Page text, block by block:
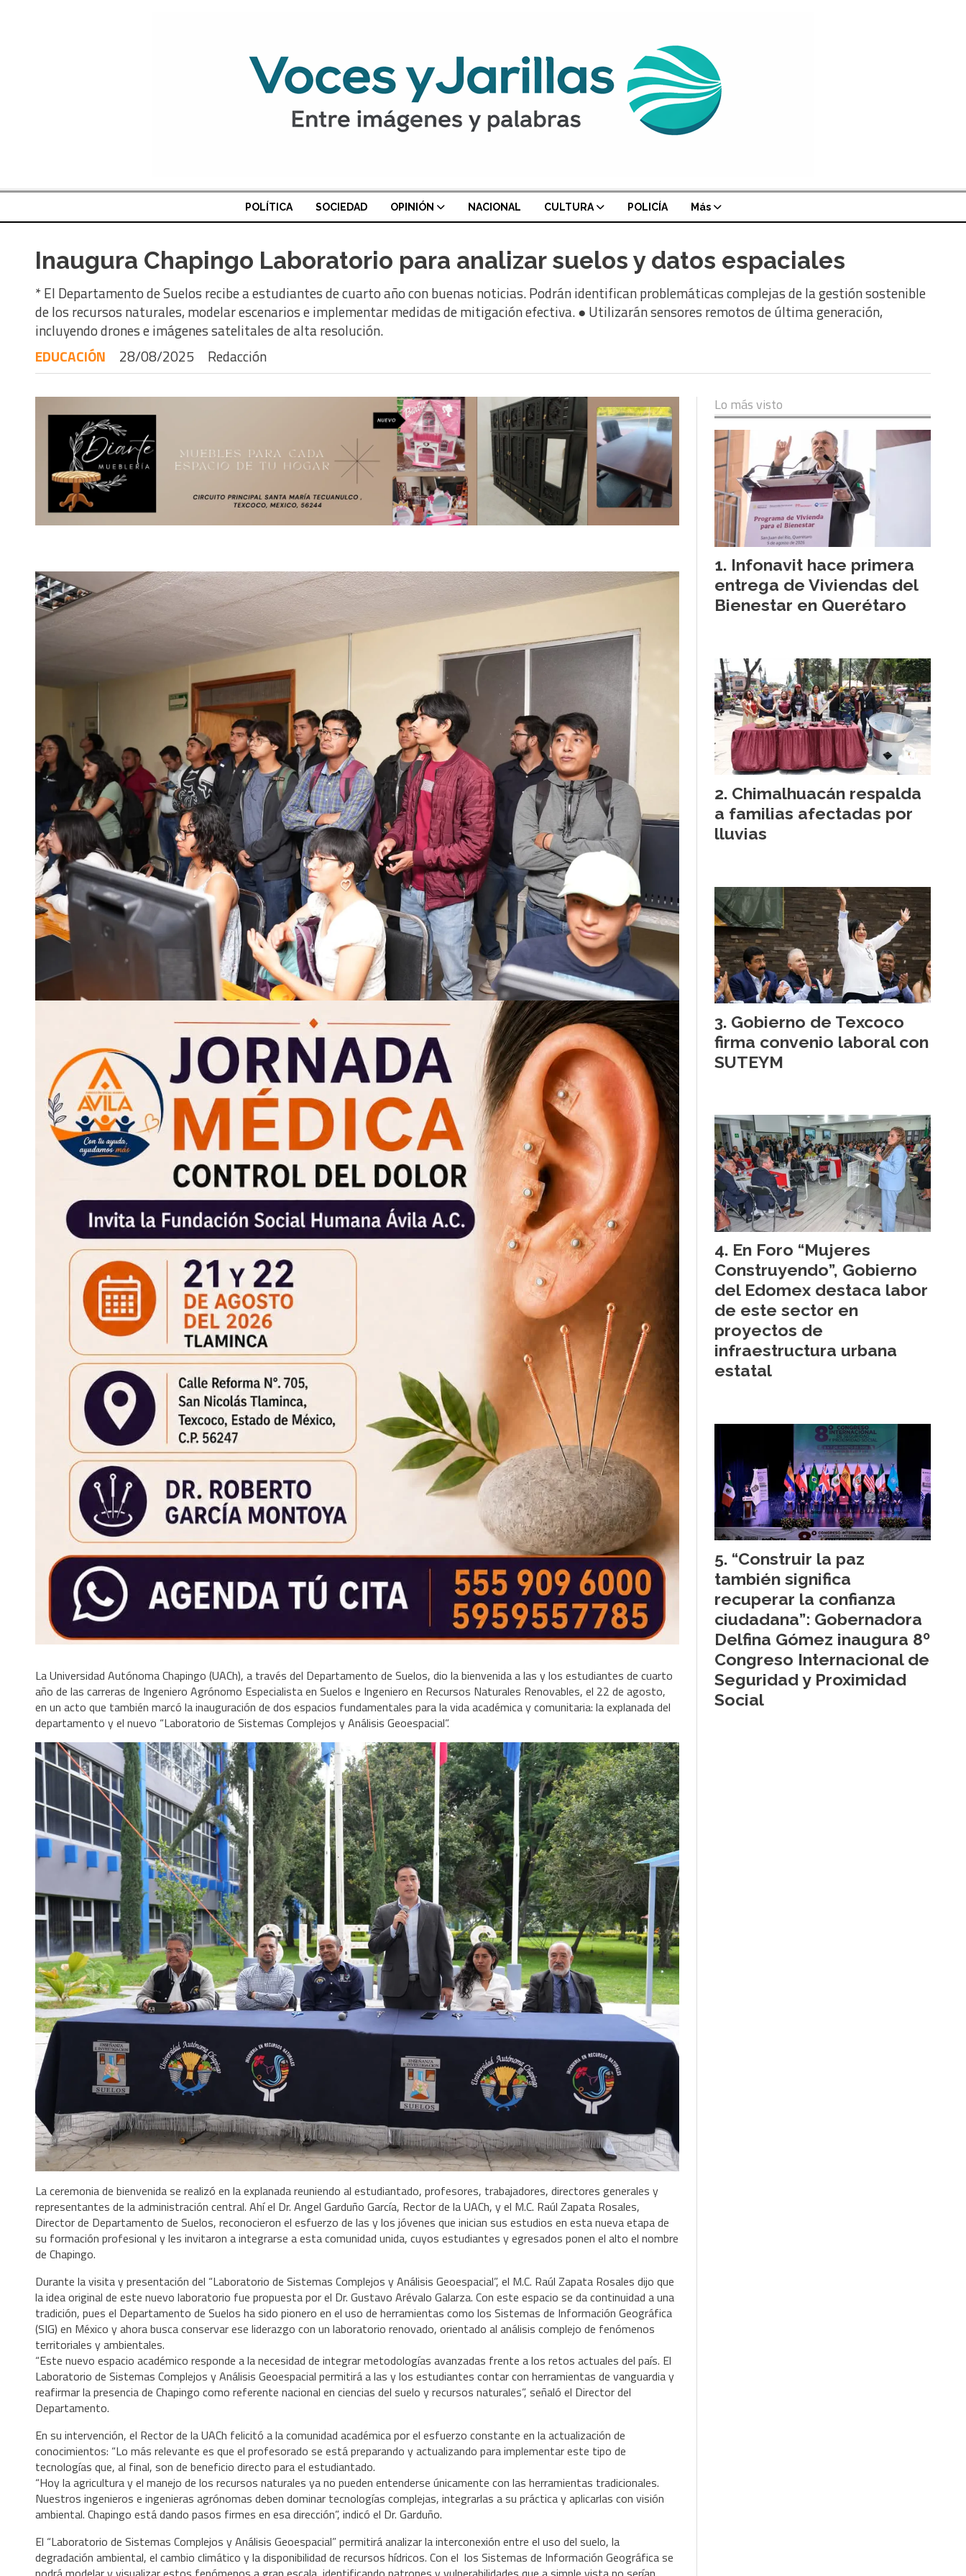
POLÍTICA SOCIEDAD OPINIÓN NACIONAL CULTURA POLICÍA Más
Inaugura Chapingo Laboratorio para analizar suelos y datos espaciales
* El Departamento de Suelos recibe a estudiantes de cuarto año con buenas noticias. Podrán identifican problemáticas complejas de la gestión sostenible
de los recursos naturales, modelar escenarios e implementar medidas de mitigación efectiva. ● Utilizarán sensores remotos de última generación,
incluyendo drones e imágenes satelitales de alta resolución.
EDUCACIÓN
28/08/2025 Redacción
La Universidad Autónoma Chapingo (UACh), a través del Departamento de Suelos, dio la bienvenida a las y los estudiantes de cuarto
año de las carreras de Ingeniero Agrónomo Especialista en Suelos e Ingeniero en Recursos Naturales Renovables, el 22 de agosto,
en un acto que también marcó la inauguración de dos espacios fundamentales para la vida académica y comunitaria: la explanada del
departamento y el nuevo “Laboratorio de Sistemas Complejos y Análisis Geoespacial”.
La ceremonia de bienvenida se realizó en la explanada reuniendo al estudiantado, profesores, trabajadores, directores generales y
representantes de la administración central. Ahí el Dr. Angel Garduño García, Rector de la UACh, y el M.C. Raúl Zapata Rosales,
Director de Departamento de Suelos, reconocieron el esfuerzo de las y los jóvenes que inician sus estudios en esta nueva etapa de
su formación profesional y les invitaron a integrarse a esta comunidad unida, cuyos estudiantes y egresados ponen el alto el nombre
de Chapingo.
Durante la visita y presentación del “Laboratorio de Sistemas Complejos y Análisis Geoespacial”, el M.C. Raúl Zapata Rosales dijo que
la idea original de este nuevo laboratorio fue propuesta por el Dr. Gustavo Arévalo Galarza. Con este espacio se da continuidad a una
tradición, pues el Departamento de Suelos ha sido pionero en el uso de herramientas como los Sistemas de Información Geográfica
(SIG) en México y ahora busca conservar ese liderazgo con un laboratorio renovado, orientado al análisis complejo de fenómenos
territoriales y ambientales.
“Este nuevo espacio académico responde a la necesidad de integrar metodologías avanzadas frente a los retos actuales del país. El
Laboratorio de Sistemas Complejos y Análisis Geoespacial permitirá a las y los estudiantes contar con herramientas de vanguardia y
reafirmar la presencia de Chapingo como referente nacional en ciencias del suelo y recursos naturales”, señaló el Director del
Departamento.
En su intervención, el Rector de la UACh felicitó a la comunidad académica por el esfuerzo constante en la actualización de
conocimientos: “Lo más relevante es que el profesorado se está preparando y actualizando para implementar este tipo de
tecnologías que, al final, son de beneficio directo para el estudiantado.
“Hoy la agricultura y el manejo de los recursos naturales ya no pueden entenderse únicamente con las herramientas tradicionales.
Nuestros ingenieros e ingenieras agrónomas deben dominar tecnologías complejas, integrarlas a su práctica y aplicarlas con visión
ambiental. Chapingo está dando pasos firmes en esa dirección”, indicó el Dr. Garduño.
El “Laboratorio de Sistemas Complejos y Análisis Geoespacial” permitirá analizar la interconexión entre el uso del suelo, la
degradación ambiental, el cambio climático y la disponibilidad de recursos hídricos. Con el los Sistemas de Información Geográfica se
Lo más visto
Infonavit hace primera
entrega de Viviendas del
Bienestar en Querétaro
Chimalhuacán respalda
a familias afectadas por
lluvias
Gobierno de Texcoco
firma convenio laboral con
SUTEYM
En Foro “Mujeres
Construyendo”, Gobierno
del Edomex destaca labor
de este sector en
proyectos de
infraestructura urbana
estatal
“Construir la paz
también significa
recuperar la confianza
ciudadana”: Gobernadora
Delfina Gómez inaugura 8º
Congreso Internacional de
Seguridad y Proximidad
Social